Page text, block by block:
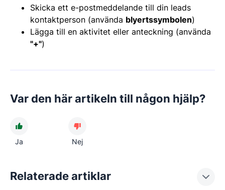
Skicka ett e-postmeddelande till din leads
kontaktperson (använda blyertssymbolen)
Lägga till en aktivitet eller anteckning (använda
"+")
Var den här artikeln till någon hjälp?
Ja Nej
Relaterade artiklar